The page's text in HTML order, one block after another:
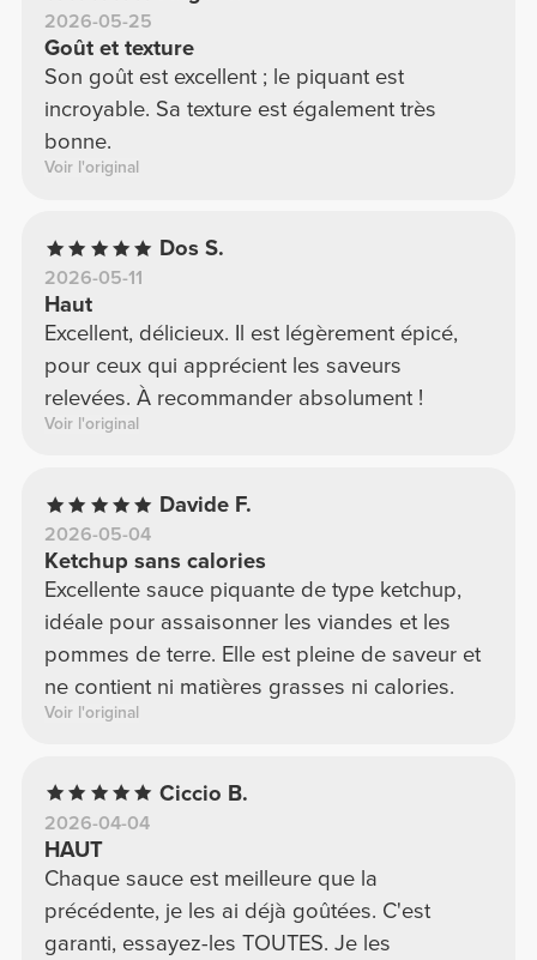
2026-05-25
Goût et texture
Son goût est excellent ; le piquant est
incroyable. Sa texture est également très
bonne.
Voir l'original
Dos S.
2026-05-11
Haut
Excellent, délicieux. Il est légèrement épicé,
pour ceux qui apprécient les saveurs
relevées. À recommander absolument !
Voir l'original
Davide F.
2026-05-04
Ketchup sans calories
Excellente sauce piquante de type ketchup,
idéale pour assaisonner les viandes et les
pommes de terre. Elle est pleine de saveur et
ne contient ni matières grasses ni calories.
Voir l'original
Ciccio B.
2026-04-04
HAUT
Chaque sauce est meilleure que la
précédente, je les ai déjà goûtées. C'est
garanti, essayez-les TOUTES. Je les